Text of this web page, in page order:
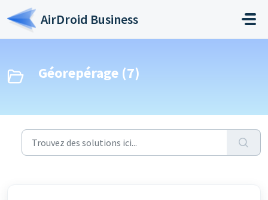
Passer au contenu principal
AirDroid Business
Géorepérage (7)